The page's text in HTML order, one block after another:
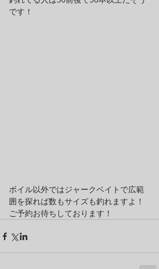
です！
ボイル以外ではジャークベイトで広範
囲を探れば数もサイズも釣れますよ！
ご予約お待ちしております！